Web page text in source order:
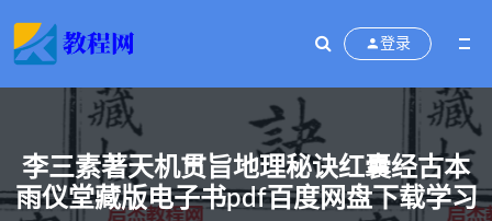
登录
李三素著天机贯旨地理秘诀红囊经古本
雨仪堂藏版电子书pdf百度网盘下载学习